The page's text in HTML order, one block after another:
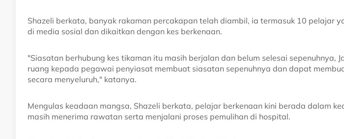
Shazeli berkata, banyak rakaman percakapan telah diambil, ia termasuk 10 pelajar
di media sosial dan dikaitkan dengan kes berkenaan.
"Siasatan berhubung kes tikaman itu masih berjalan dan belum selesai sepenuhnya,
ruang kepada pegawai penyiasat membuat siasatan sepenuhnya dan dapat
secara menyeluruh," katanya.
Mengulas keadaan mangsa, Shazeli berkata, pelajar berkenaan kini berada dalam
masih menerima rawatan serta menjalani proses pemulihan di hospital.